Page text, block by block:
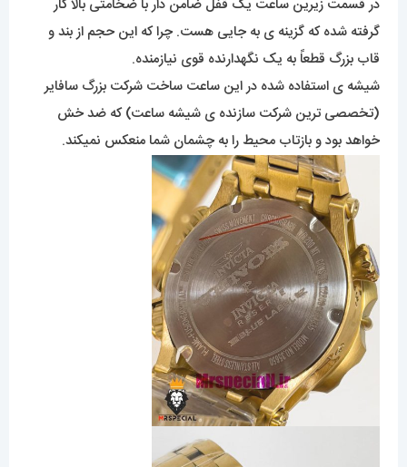
در قسمت زیرین ساعت یک قفل ضامن دار با ضخامتی بالا کار
گرفته شده که گزینه ی به جایی هست. چرا که این حجم از بند و
قاب بزرگ قطعاً به یک نگهدارنده قوی نیازمنده.
شیشه ی استفاده شده در این ساعت ساخت شرکت بزرگ سافایر
(تخصصی ترین شرکت سازنده ی شیشه ساعت) که ضد خش
خواهد بود و بازتاب محیط را به چشمان شما منعکس نمیکند.